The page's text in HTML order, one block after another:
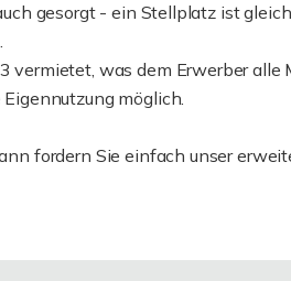
gesorgt - ein Stellplatz ist
vermietet, was dem Erwerber
möglich.
fordern Sie einfach unser